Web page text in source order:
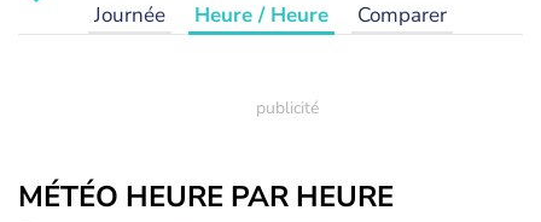
Journée Heure / Heure Comparer
MÉTÉO HEURE PAR HEURE